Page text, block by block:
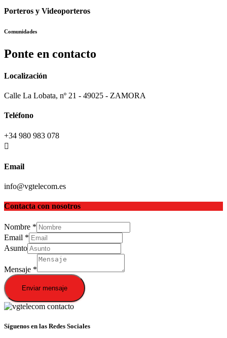
Porteros y Videoporteros
Comunidades
Ponte en contacto
Localización
Calle La Lobata, nº 21 - 49025 - ZAMORA
Teléfono
+34 980 983 078
Email
info@vgtelecom.es
Contacta con nosotros
Nombre *
Email *
Asunto
Mensaje *
Enviar mensaje
Síguenos en las Redes Sociales